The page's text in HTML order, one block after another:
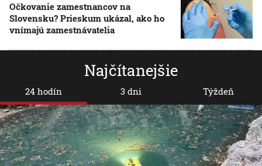
Očkovanie zamestnancov na
Slovensku? Prieskum ukázal, ako ho
vnímajú zamestnávatelia
Najčítanejšie
24 hodín 3 dni Týždeň